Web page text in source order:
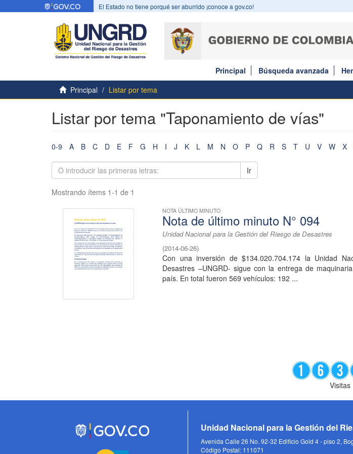
El Estado no tiene porqué ser aburrido ¡conoce a gov.co!
Principal Búsqueda avanzada
Principal
Listar por tema
Listar por tema "Taponamiento de vías"
0-9 A B C D E F G H I J K L M N O P Q R S T U V W X
Ir
Mostrando ítems 1-1 de 1
NOTA ÚLTIMO MINUTO
Nota de último minuto N° 094
Unidad Nacional para la Gestión del Riesgo de Desastres
(2014-06-26)
Con una inversión de $134.020.704.174 la Unidad
Desastres –UNGRD- sigue con la entrega de
país. En total fueron 569 vehículos: 192 ...
Visitas
Unidad Nacional para la Gestión del
Avenida Calle 26 No. 92-32 Edificio Gold 4 - piso 2,
Código Postal: 111071